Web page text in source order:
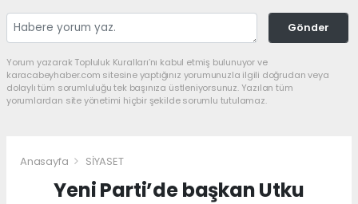
Gönder
Yorum yazarak Topluluk Kuralları’nı kabul etmiş bulunuyor ve
karacabeyhaber.com sitesine yaptığınız yorumunuzla ilgili doğrudan veya
dolaylı tüm sorumluluğu tek başınıza üstleniyorsunuz. Yazılan tüm
yorumlardan site yönetimi hiçbir şekilde sorumlu tutulamaz.
Anasayfa SİYASET
Yeni Parti’de başkan Utku